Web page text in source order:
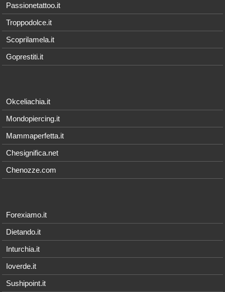
Passionetattoo.it
Troppodolce.it
Scoprilamela.it
Goprestiti.it
Okceliachia.it
Mondopiercing.it
Mammaperfetta.it
Chesignifica.net
Chenozze.com
Forexiamo.it
Dietando.it
Inturchia.it
Ioverde.it
Sushipoint.it